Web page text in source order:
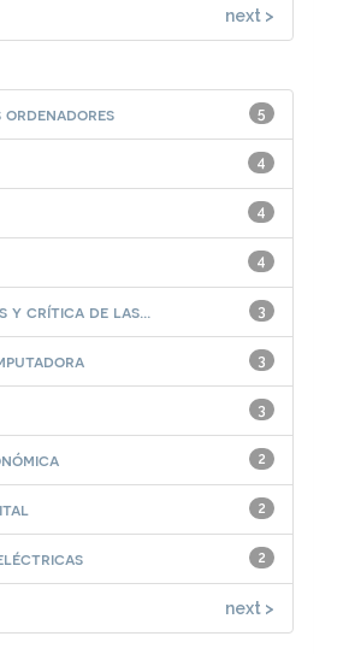
next >
5
ordenadores
4
4
4
3
y crítica de las...
3
3
2
2
2
next >